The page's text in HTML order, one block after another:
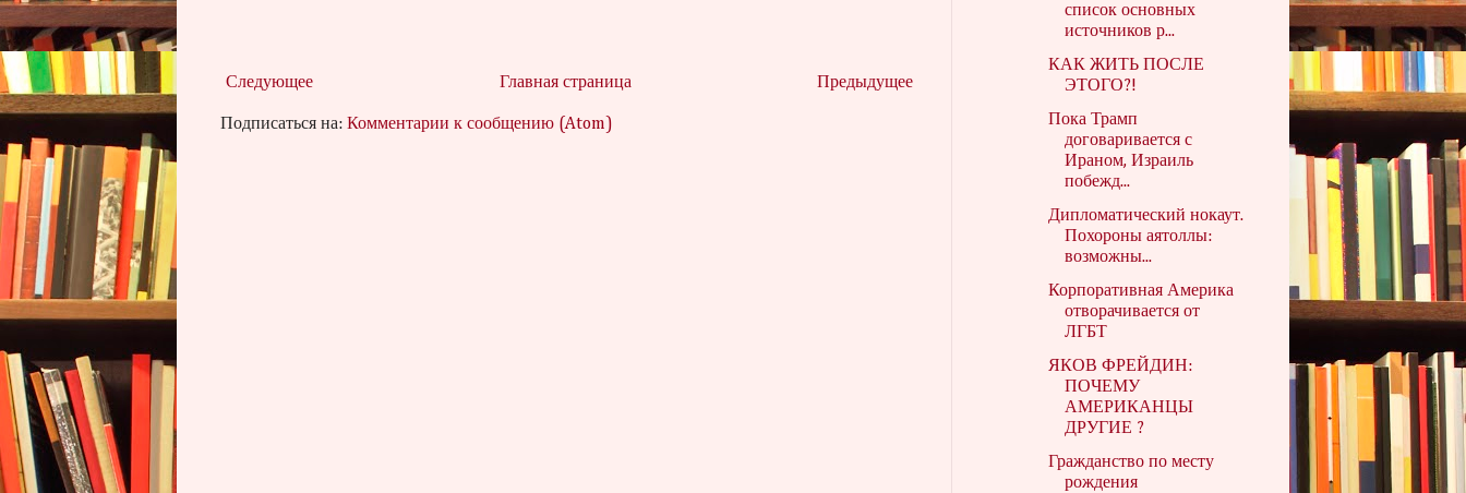
Следующее Предыдущее
Главная страница
Подписаться на: Комментарии к сообщению (Atom)
список основных
источников р...
КАК ЖИТЬ ПОСЛЕ
ЭТОГО?!
Пока Трамп
договаривается с
Ираном, Израиль
побежд...
Дипломатический нокаут.
Похороны аятоллы:
возможны...
Корпоративная Америка
отворачивается от
ЛГБТ
ЯКОВ ФРЕЙДИН:
ПОЧЕМУ
АМЕРИКАНЦЫ
ДРУГИЕ ?
Гражданство по месту
рождения